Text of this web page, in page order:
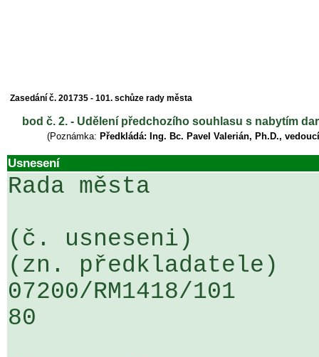
Zasedání č. 201735 - 101. schůze rady města
bod č. 2. - Udělení předchozího souhlasu s nabytím
(Poznámka: Předkládá: Ing. Bc. Pavel Valerián, Ph.D.,
Usnesení
Rada města
(č. usneseni)
(zn. předkladatele)
07200/RM1418/
80